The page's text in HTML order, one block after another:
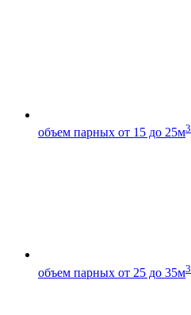
объем парных от 15 до 25м3
объем парных от 25 до 35м3